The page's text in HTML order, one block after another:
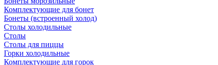
Комплектующие для бонет
Бонеты (встроенный холод)
Столы холодильные
Столы
Столы для пиццы
Горки холодильные
Комплектующие для горок